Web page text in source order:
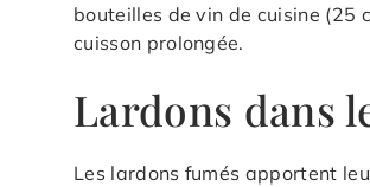
bouteilles de vin de cuisine (25
cuisson prolongée.
Lardons dans
Les lardons fumés apportent